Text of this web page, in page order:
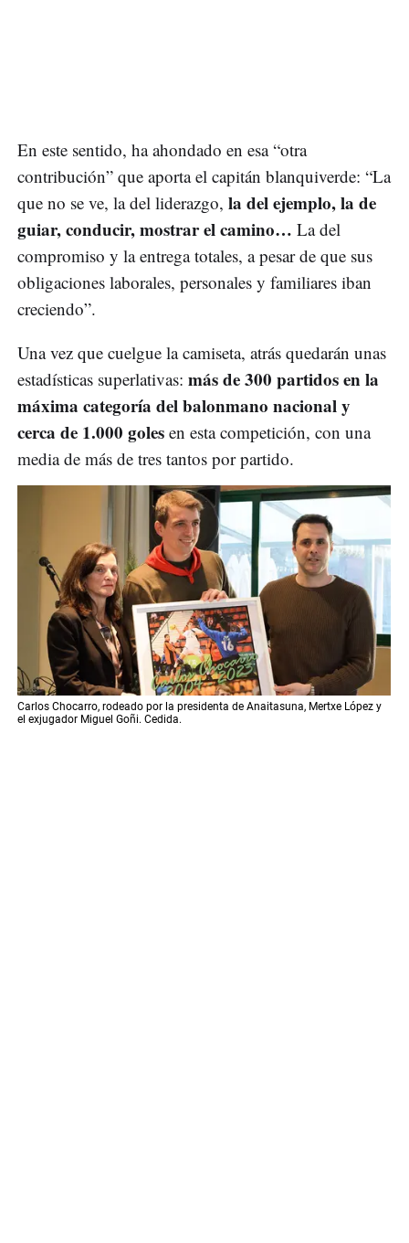
En este sentido, ha ahondado en esa “otra
contribución” que aporta el capitán blanquiverde: “La
que no se ve, la del liderazgo, la del ejemplo, la de
guiar, conducir, mostrar el camino… La del
compromiso y la entrega totales, a pesar de que sus
obligaciones laborales, personales y familiares iban
creciendo”.
Una vez que cuelgue la camiseta, atrás quedarán unas
estadísticas superlativas: más de 300 partidos en la
máxima categoría del balonmano nacional y
cerca de 1.000 goles en esta competición, con una
media de más de tres tantos por partido.
Carlos Chocarro, rodeado por la presidenta de Anaitasuna, Mertxe López y
el exjugador Miguel Goñi. Cedida.